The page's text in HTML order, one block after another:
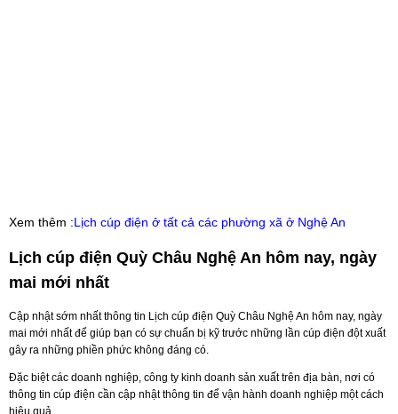
Xem thêm :Lịch cúp điện ở tất cả các phường xã ở Nghệ An
Lịch cúp điện Quỳ Châu Nghệ An hôm nay, ngày
mai mới nhất
Cập nhật sớm nhất thông tin Lịch cúp điện Quỳ Châu Nghệ An hôm nay, ngày
mai mới nhất để giúp bạn có sự chuẩn bị kỹ trước những lần cúp điện đột xuất
gây ra những phiền phức không đáng có.
Đặc biệt các doanh nghiệp, công ty kinh doanh sản xuất trên địa bàn, nơi có
thông tin cúp điện cần cập nhật thông tin để vận hành doanh nghiệp một cách